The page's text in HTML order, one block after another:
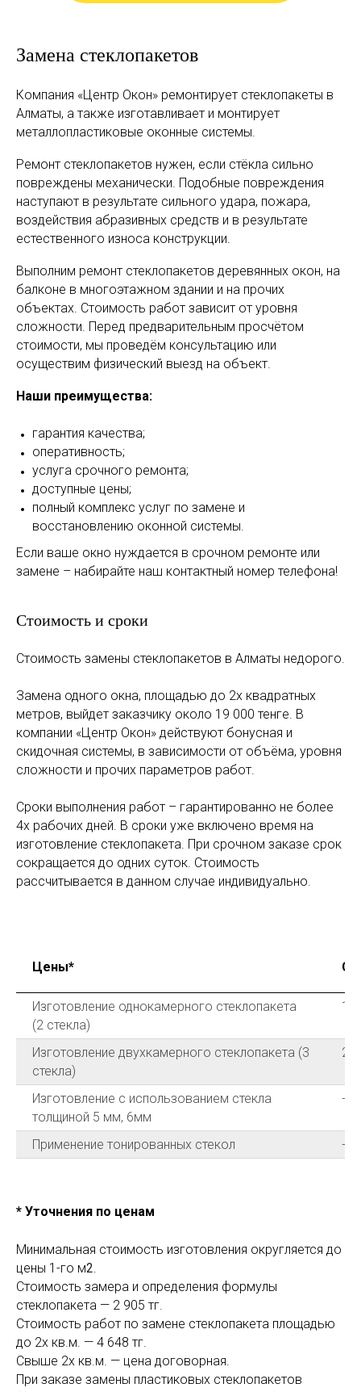
Замена стеклопакетов
Компания «Центр Окон» ремонтирует стеклопакеты в
Алматы, а также изготавливает и монтирует
металлопластиковые оконные системы.
Ремонт стеклопакетов нужен, если стёкла сильно
повреждены механически. Подобные повреждения
наступают в результате сильного удара, пожара,
воздействия абразивных средств и в результате
естественного износа конструкции.
Выполним ремонт стеклопакетов деревянных окон, на
балконе в многоэтажном здании и на прочих
объектах. Стоимость работ зависит от уровня
сложности. Перед предварительным просчётом
стоимости, мы проведём консультацию или
осуществим физический выезд на объект.
Наши преимущества:
гарантия качества;
оперативность;
услуга срочного ремонта;
доступные цены;
полный комплекс услуг по замене и
восстановлению оконной системы.
Если ваше окно нуждается в срочном ремонте или
замене – набирайте наш контактный номер телефона!
Стоимость и сроки
Стоимость замены стеклопакетов в Алматы недорого.
Замена одного окна, площадью до 2х квадратных
метров, выйдет заказчику около 19 000 тенге. В
компании «Центр Окон» действуют бонусная и
скидочная системы, в зависимости от объёма, уровня
сложности и прочих параметров работ.
Сроки выполнения работ – гарантированно не более
4х рабочих дней. В сроки уже включено время на
изготовление стеклопакета. При срочном заказе срок
сокращается до одних суток. Стоимость
рассчитывается в данном случае индивидуально.
Цены*
Изготовление однокамерного стеклопакета
(2 стекла)
Изготовление двухкамерного стеклопакета (3
стекла)
Изготовление с использованием стекла
толщиной 5 мм, 6мм
Применение тонированных стекол
* Уточнения по ценам
Минимальная стоимость изготовления округляется до
цены 1-го м2.
Стоимость замера и определения формулы
стеклопакета — 2 905 тг.
Стоимость работ по замене стеклопакета площадью
до 2х кв.м. — 4 648 тг.
Свыше 2х кв.м. — цена договорная.
При заказе замены пластиковых стеклопакетов